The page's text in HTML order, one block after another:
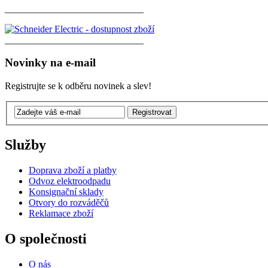
Novinky na e-mail
Registrujte se k odběru novinek a slev!
Služby
Doprava zboží a platby
Odvoz elektroodpadu
Konsignační sklady
Otvory do rozváděčů
Reklamace zboží
O společnosti
O nás